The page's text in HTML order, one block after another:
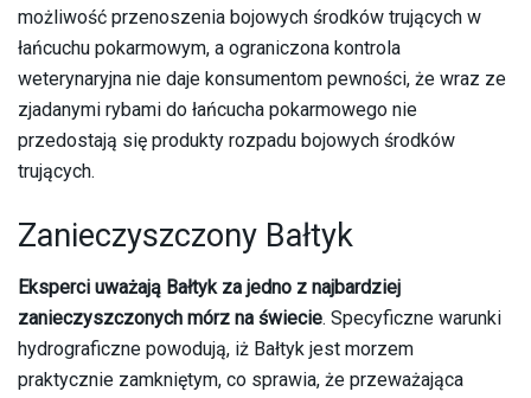
możliwość przenoszenia bojowych środków trujących w
łańcuchu pokarmowym, a ograniczona kontrola
weterynaryjna nie daje konsumentom pewności, że wraz ze
zjadanymi rybami do łańcucha pokarmowego nie
przedostają się produkty rozpadu bojowych środków
trujących.
Zanieczyszczony Bałtyk
Eksperci uważają Bałtyk za jedno z najbardziej
zanieczyszczonych mórz na świecie. Specyficzne warunki
hydrograficzne powodują, iż Bałtyk jest morzem
praktycznie zamkniętym, co sprawia, że przeważająca